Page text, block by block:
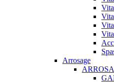
Arrosage